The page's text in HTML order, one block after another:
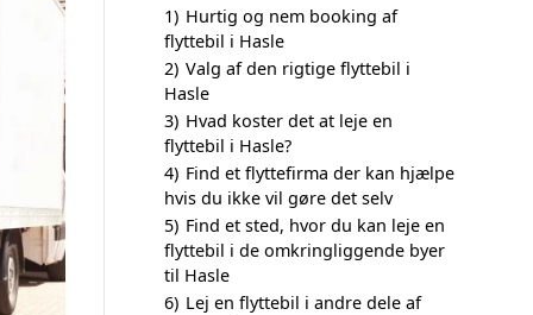
1) Hurtig og nem booking af
flyttebil i Hasle
2) Valg af den rigtige flyttebil i
Hasle
3) Hvad koster det at leje en
flyttebil i Hasle?
4) Find et flyttefirma der kan hjælpe
hvis du ikke vil gøre det selv
5) Find et sted, hvor du kan leje en
flyttebil i de omkringliggende byer
til Hasle
6) Lej en flyttebil i andre dele af